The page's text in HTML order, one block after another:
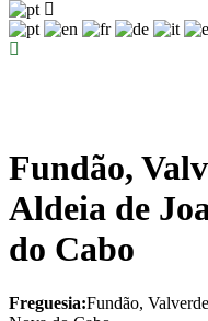
Fundão,
Aldeia de
do Cabo
Freguesia:Fundão,